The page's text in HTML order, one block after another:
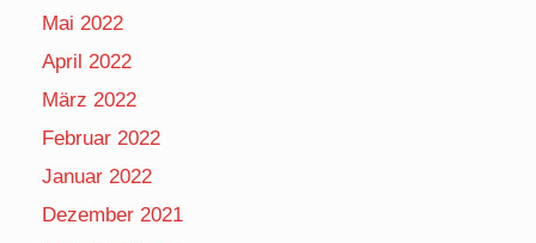
Mai 2022
April 2022
März 2022
Februar 2022
Januar 2022
Dezember 2021